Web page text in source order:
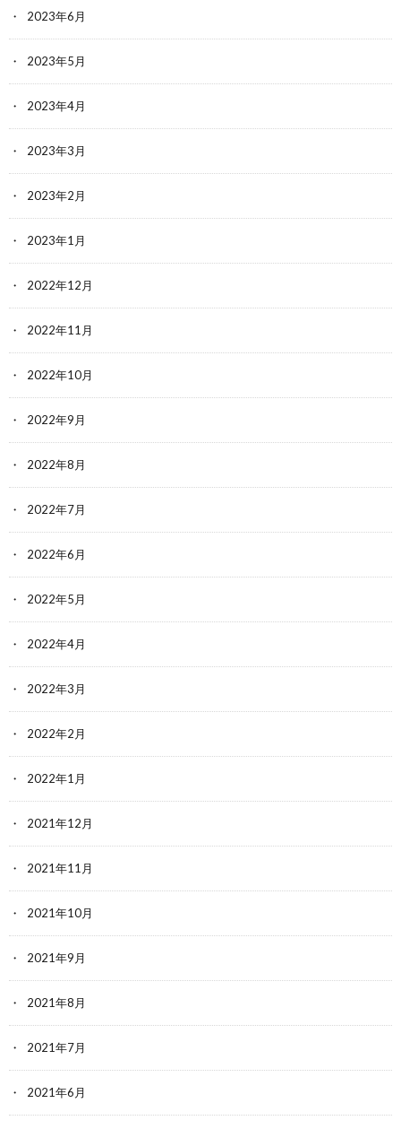
2023年6月
2023年5月
2023年4月
2023年3月
2023年2月
2023年1月
2022年12月
2022年11月
2022年10月
2022年9月
2022年8月
2022年7月
2022年6月
2022年5月
2022年4月
2022年3月
2022年2月
2022年1月
2021年12月
2021年11月
2021年10月
2021年9月
2021年8月
2021年7月
2021年6月